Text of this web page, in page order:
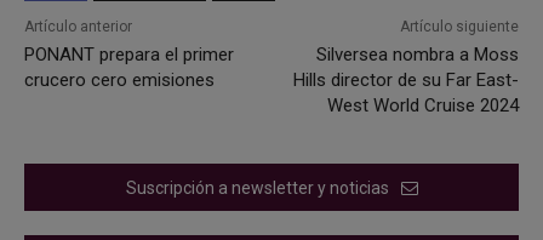
Artículo anterior
PONANT prepara el primer
crucero cero emisiones
Artículo siguiente
Silversea nombra a Moss
Hills director de su Far East-
West World Cruise 2024
Suscripción a newsletter y noticias